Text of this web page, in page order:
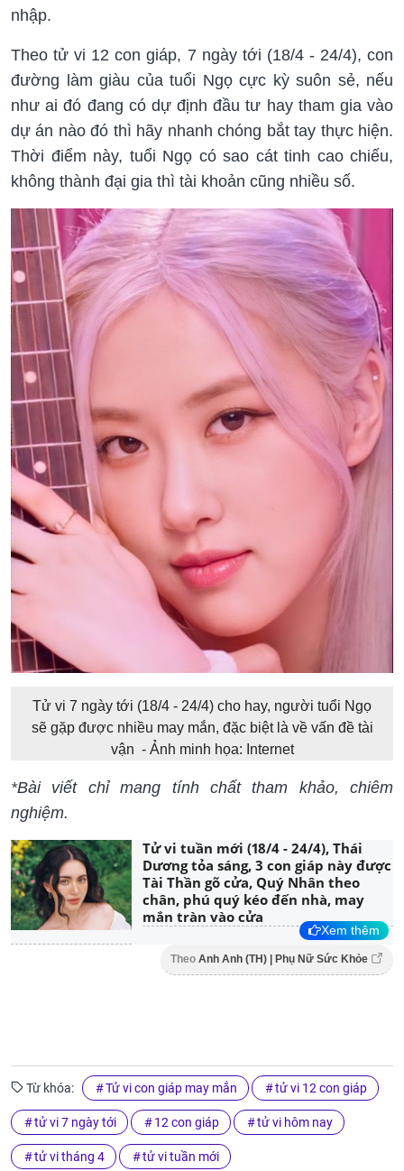
nhập.
Theo tử vi 12 con giáp, 7 ngày tới (18/4 - 24/4), con
đường làm giàu của tuổi Ngọ cực kỳ suôn sẻ, nếu
như ai đó đang có dự định đầu tư hay tham gia vào
dự án nào đó thì hãy nhanh chóng bắt tay thực hiện.
Thời điểm này, tuổi Ngọ có sao cát tinh cao chiếu,
không thành đại gia thì tài khoản cũng nhiều số.
Tử vi 7 ngày tới (18/4 - 24/4) cho hay, người tuổi Ngọ
sẽ gặp được nhiều may mắn, đặc biệt là về vấn đề tài
vận - Ảnh minh họa: Internet
*Bài viết chỉ mang tính chất tham khảo, chiêm
nghiệm.
Tử vi tuần mới (18/4 - 24/4), Thái
Dương tỏa sáng, 3 con giáp này được
Tài Thần gõ cửa, Quý Nhân theo
chân, phú quý kéo đến nhà, may
mắn tràn vào cửa
Xem thêm
Theo Anh Anh (TH) | Phụ Nữ Sức Khỏe
Từ khóa: Tử vi con giáp may mắn tử vi 12 con giáp
tử vi 7 ngày tới 12 con giáp tử vi hôm nay
tử vi tháng 4 tử vi tuần mới